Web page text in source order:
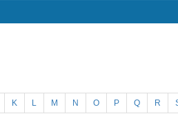
K L M N O P Q R